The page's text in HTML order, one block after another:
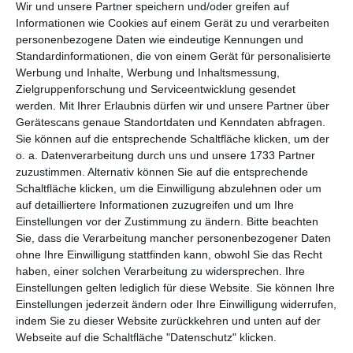
Wir und unsere Partner speichern und/oder greifen auf
Informationen wie Cookies auf einem Gerät zu und verarbeiten
personenbezogene Daten wie eindeutige Kennungen und
Standardinformationen, die von einem Gerät für personalisierte
Werbung und Inhalte, Werbung und Inhaltsmessung,
Zielgruppenforschung und Serviceentwicklung gesendet
werden.
Mit Ihrer Erlaubnis dürfen wir und unsere Partner über
Gerätescans genaue Standortdaten und Kenndaten abfragen.
Sie können auf die entsprechende Schaltfläche klicken, um der
o. a. Datenverarbeitung durch uns und unsere 1733 Partner
zuzustimmen. Alternativ können Sie auf die entsprechende
Schaltfläche klicken, um die Einwilligung abzulehnen oder um
auf detailliertere Informationen zuzugreifen und um Ihre
Einstellungen vor der Zustimmung zu ändern.
Bitte beachten
Sie, dass die Verarbeitung mancher personenbezogener Daten
ohne Ihre Einwilligung stattfinden kann, obwohl Sie das Recht
haben, einer solchen Verarbeitung zu widersprechen. Ihre
Einstellungen gelten lediglich für diese Website. Sie können Ihre
Einstellungen jederzeit ändern oder Ihre Einwilligung widerrufen,
indem Sie zu dieser Website zurückkehren und unten auf der
Webseite auf die Schaltfläche "Datenschutz" klicken.
TEILEN
Facebook, Twitter, WhatsApp, ...
WEITERE KARTEN IN DIESEN
KATEGORIEN ANSEHEN
Ankündigungen
Einladung
Einladung zum Geburtstag